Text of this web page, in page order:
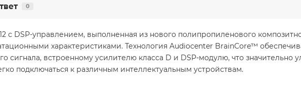
0
с DSP-управлением, выполненная из нового полипропиленового
характеристиками. Технология Audiocenter BrainCore™
сигнала, встроенному усилителю класса D и DSP-модулю, что значительно
подключаться к различным интеллектуальным устройствам.